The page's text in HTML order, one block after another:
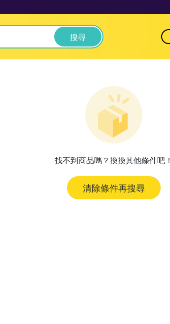
搜尋
找不到商品嗎？換換其他條件吧！
清除條件再搜尋